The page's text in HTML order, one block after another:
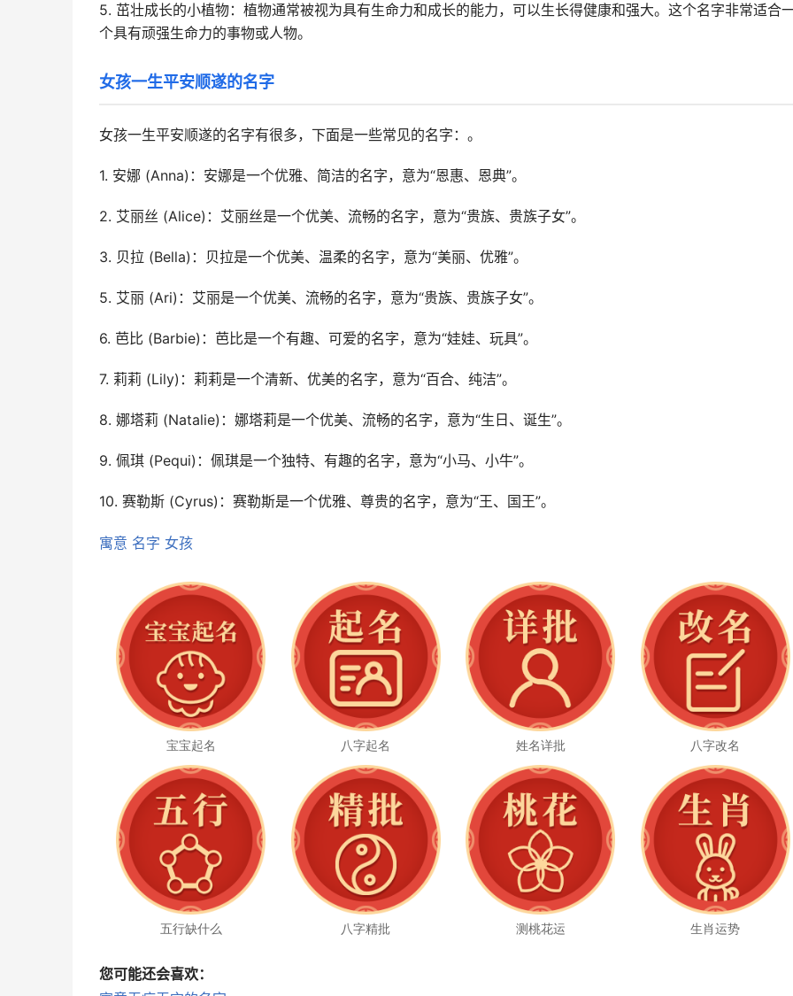
5. 茁壮成长的小植物：植物通常被视为具有生命力和成长的能力，可以生长得健康和强大。这个名字非常适合
个具有顽强生命力的事物或人物。
女孩一生平安顺遂的名字
女孩一生平安顺遂的名字有很多，下面是一些常见的名字：。
1. 安娜 (Anna)：安娜是一个优雅、简洁的名字，意为“恩惠、恩典”。
2. 艾丽丝 (Alice)：艾丽丝是一个优美、流畅的名字，意为“贵族、贵族子女”。
3. 贝拉 (Bella)：贝拉是一个优美、温柔的名字，意为“美丽、优雅”。
5. 艾丽 (Ari)：艾丽是一个优美、流畅的名字，意为“贵族、贵族子女”。
6. 芭比 (Barbie)：芭比是一个有趣、可爱的名字，意为“娃娃、玩具”。
7. 莉莉 (Lily)：莉莉是一个清新、优美的名字，意为“百合、纯洁”。
8. 娜塔莉 (Natalie)：娜塔莉是一个优美、流畅的名字，意为“生日、诞生”。
9. 佩琪 (Pequi)：佩琪是一个独特、有趣的名字，意为“小马、小牛”。
10. 赛勒斯 (Cyrus)：赛勒斯是一个优雅、尊贵的名字，意为“王、国王”。
寓意 名字 女孩
宝宝起名 八字起名 姓名详批 八字改名
五行缺什么 八字精批 测桃花运 生肖运势
您可能还会喜欢：